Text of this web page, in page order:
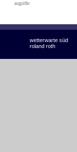
zugriffe:
wetterwarte süd
roland roth